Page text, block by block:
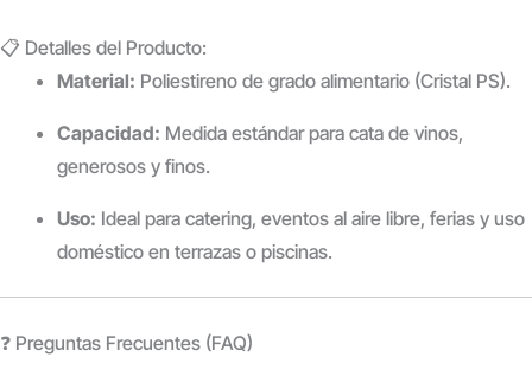
📋 Detalles del Producto:
Material: Poliestireno de grado alimentario (Cristal PS).
Capacidad: Medida estándar para cata de vinos,
generosos y finos.
Uso: Ideal para catering, eventos al aire libre, ferias y uso
doméstico en terrazas o piscinas.
❓ Preguntas Frecuentes (FAQ)